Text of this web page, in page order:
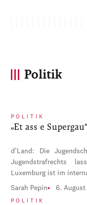
Politik
POLITIK
„Et ass e
d’Land: Die
Jugendstrafrechts
Luxemburg ist im
Sarah Pepin 6. August
POLITIK